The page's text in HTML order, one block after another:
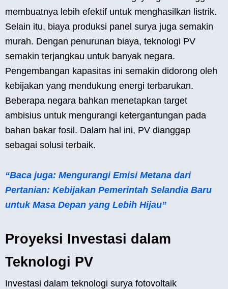
membuatnya lebih efektif untuk menghasilkan listrik.
Selain itu, biaya produksi panel surya juga semakin
murah. Dengan penurunan biaya, teknologi PV
semakin terjangkau untuk banyak negara.
Pengembangan kapasitas ini semakin didorong oleh
kebijakan yang mendukung energi terbarukan.
Beberapa negara bahkan menetapkan target
ambisius untuk mengurangi ketergantungan pada
bahan bakar fosil. Dalam hal ini, PV dianggap
sebagai solusi terbaik.
“Baca juga: Mengurangi Emisi Metana dari
Pertanian: Kebijakan Pemerintah Selandia Baru
untuk Masa Depan yang Lebih Hijau”
Proyeksi Investasi dalam
Teknologi PV
Investasi dalam teknologi surya fotovoltaik